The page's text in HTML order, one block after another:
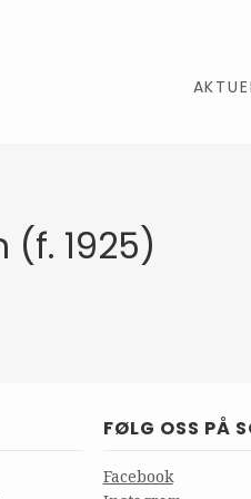
(f. 1925)
FØLG OSS PÅ
Facebook